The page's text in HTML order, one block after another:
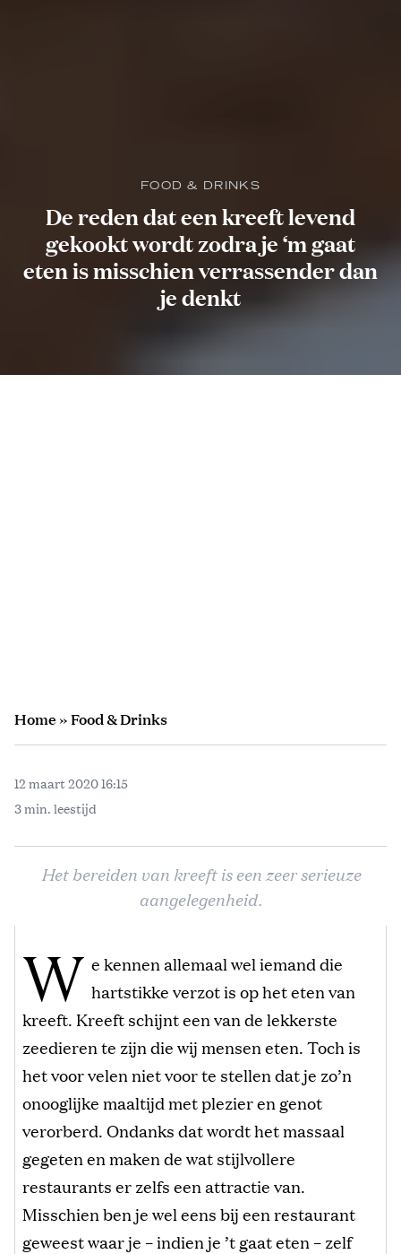
FOOD & DRINKS
De reden dat een kreeft levend
gekookt wordt zodra je ‘m gaat
eten is misschien verrassender dan
je denkt
Home»Food & Drinks
12 maart 2020 16:15
3 min. leestijd
Het bereiden van kreeft is een zeer serieuze
aangelegenheid.
W e kennen allemaal wel iemand die
hartstikke verzot is op het eten van
kreeft. Kreeft schijnt een van de lekkerste
zeedieren te zijn die wij mensen eten. Toch is
het voor velen niet voor te stellen dat je zo’n
onooglijke maaltijd met plezier en genot
verorberd. Ondanks dat wordt het massaal
gegeten en maken de wat stijlvollere
restaurants er zelfs een attractie van.
Misschien ben je wel eens bij een restaurant
geweest waar je – indien je ’t gaat eten – zelf